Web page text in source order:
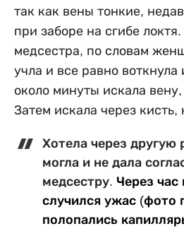
так как вены тонкие,
при заборе на сгибе
медсестра, по словам
учла и все равно воткнула
около минуты искала
Затем искала через
Хотела через другую
могла и не дала
медсестру. Через час
случился ужас (фото
полопались